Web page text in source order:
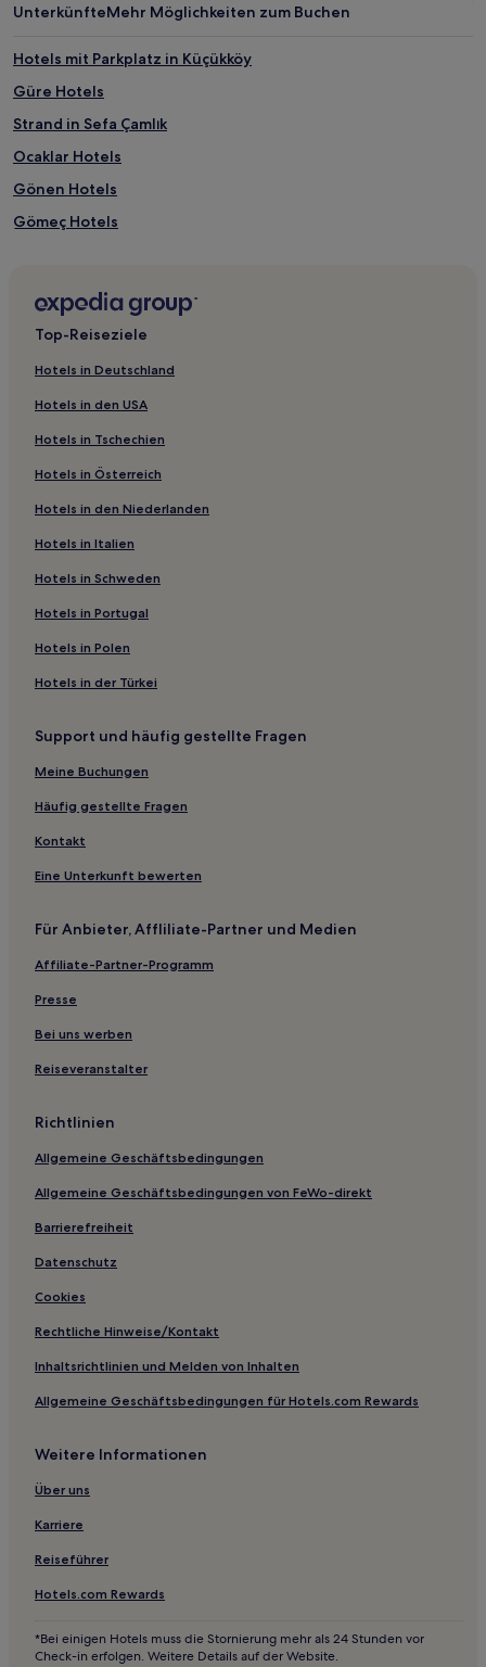
UnterkünfteMehr Möglichkeiten zum Buchen
Hotels mit Parkplatz in Küçükköy
Güre Hotels
Strand in Sefa Çamlık
Ocaklar Hotels
Gönen Hotels
Gömeç Hotels
İvrindi Hotels
Ormanlı Köyü Hotels
Hotels mit inbegriffenem Frühstück in Ören
İskele Hotels
Armutova Hotels
Ilıca Hotels
Kazıksa Hotels
Hotels mit Parkplatz in Altınova
Hotels mit inbegriffenem Frühstück in Altınova
Altınova Hotels
Hotels mit Pool in Mithatpaşa
Mithatpaşa Hotels
Çamlıbel Hotels
Tuzla Hotels
Fevzipaşa-Vehbibey Hotels
Hotels mit inbegriffenem Frühstück in Bandirma
Bandirma Hotels
Sindirgi Hotels
Savastepe Hotels
Hotels mit inbegriffenem Frühstück in Marmara
Aparthotels in Marmara
B&B in Marmara
Familien in Marmara
Marmara Hotels
Susurluk Hotels
Hotels mit Pool in Burhaniye
Hotels mit Parkplatz in Burhaniye
Hotels mit inbegriffenem Frühstück in Burhaniye
Haustierfreundliche in Burhaniye
Strand in Burhaniye
Burhaniye Hotels
Hotels mit Pool in Edremit
Haustierfreundliche in Edremit
B&B in Edremit
Familien in Edremit
Edremit Hotels
Top-Reiseziele
Hotels in Deutschland
Hotels in den USA
Hotels in Tschechien
Hotels in Österreich
Hotels in den Niederlanden
Hotels in Italien
Hotels in Schweden
Hotels in Portugal
Hotels in Polen
Hotels in der Türkei
Support und häufig gestellte Fragen
Meine Buchungen
Häufig gestellte Fragen
Kontakt
Eine Unterkunft bewerten
Für Anbieter, Affliliate-Partner und Medien
Affiliate-Partner-Programm
Presse
Bei uns werben
Reiseveranstalter
Richtlinien
Allgemeine Geschäftsbedingungen
Allgemeine Geschäftsbedingungen von FeWo-direkt
Barrierefreiheit
Datenschutz
Cookies
Rechtliche Hinweise/Kontakt
Inhaltsrichtlinien und Melden von Inhalten
Allgemeine Geschäftsbedingungen für Hotels.com Rewards
Weitere Informationen
Über uns
Karriere
Reiseführer
Hotels.com Rewards
*Bei einigen Hotels muss die Stornierung mehr als 24 Stunden vor
Check-in erfolgen. Weitere Details auf der Website.